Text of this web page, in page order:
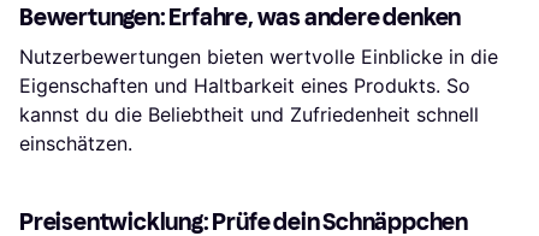
Bewertungen: Erfahre, was andere denken
Nutzerbewertungen bieten wertvolle Einblicke in die
Eigenschaften und Haltbarkeit eines Produkts. So
kannst du die Beliebtheit und Zufriedenheit schnell
einschätzen.
Preisentwicklung: Prüfe dein Schnäppchen